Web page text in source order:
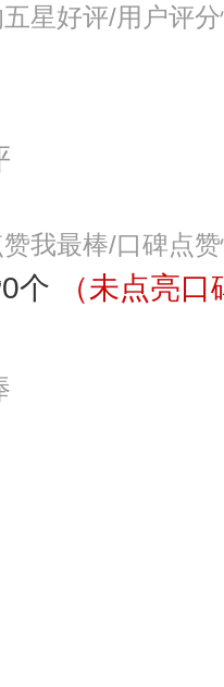
星好评/用户评
我最棒/口碑点
个
（未点亮